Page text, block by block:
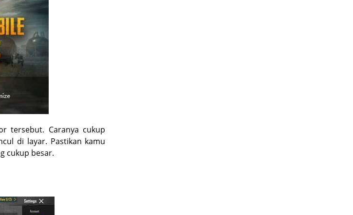
tersebut. Caranya cukup
di layar. Pastikan kamu
cukup besar.